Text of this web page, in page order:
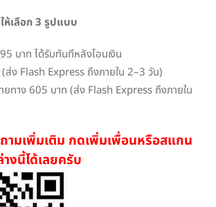
เลือก 3 รูปแบบ
บาท ได้รับทันทีหลังโอนเงิน
ง Flash Express ถึงภายใน 2–3 วัน)
ยทาง 605 บาท (ส่ง Flash Express ถึงภายใน
ามเพิ่มเติม กดเพิ่มเพื่อนหรือสแกน
งนี้ได้เลยครับ